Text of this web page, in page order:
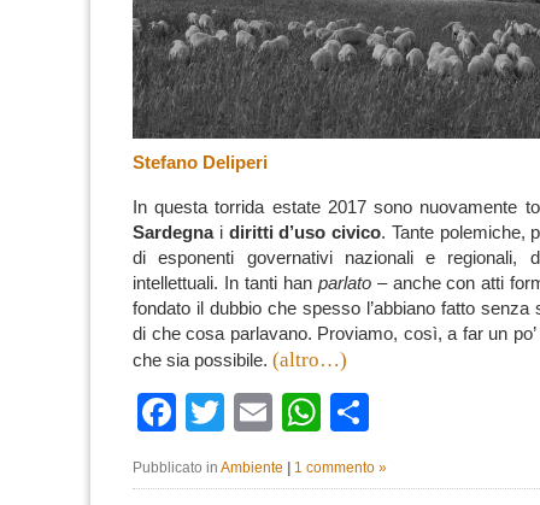
Stefano Deliperi
In questa torrida estate 2017 sono nuovamente
Sardegnai diritti d’uso civico. Tante polemiche,
di esponenti governativi nazionali e regionali,
intellettuali. In tanti han parlato– anche con atti
fondato il dubbio che spesso l’abbiano fatto senza
di che cosa parlavano. Proviamo, così, a far un po’
che sia possibile. (altro…)
Facebook
TwitterEmailWhatsApp
Pubblicato in Ambiente | 1 commento »